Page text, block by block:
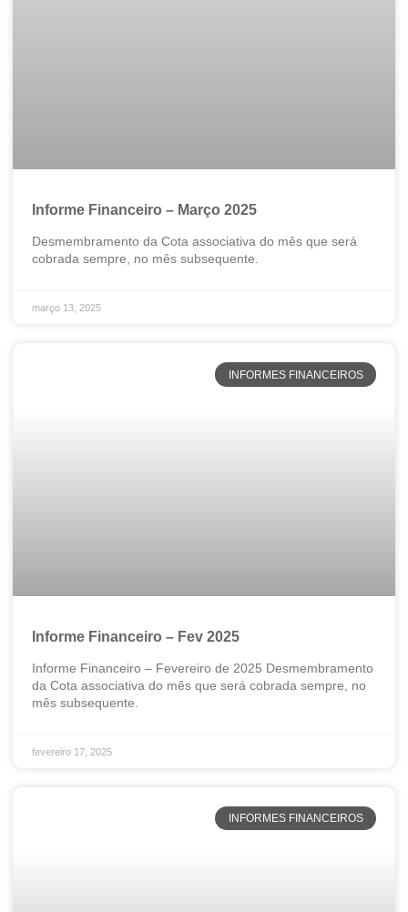
Informe Financeiro – Março 2025
Desmembramento da Cota associativa do mês que será
cobrada sempre, no mês subsequente.
março 13, 2025
INFORMES FINANCEIROS
Informe Financeiro – Fev 2025
Informe Financeiro – Fevereiro de 2025 Desmembramento
da Cota associativa do mês que será cobrada sempre, no
mês subsequente.
fevereiro 17, 2025
INFORMES FINANCEIROS